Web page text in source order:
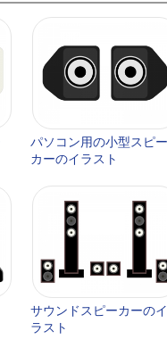
パソコン用の小型スピー
カーのイラスト
サウンドスピーカーのイ
ラスト